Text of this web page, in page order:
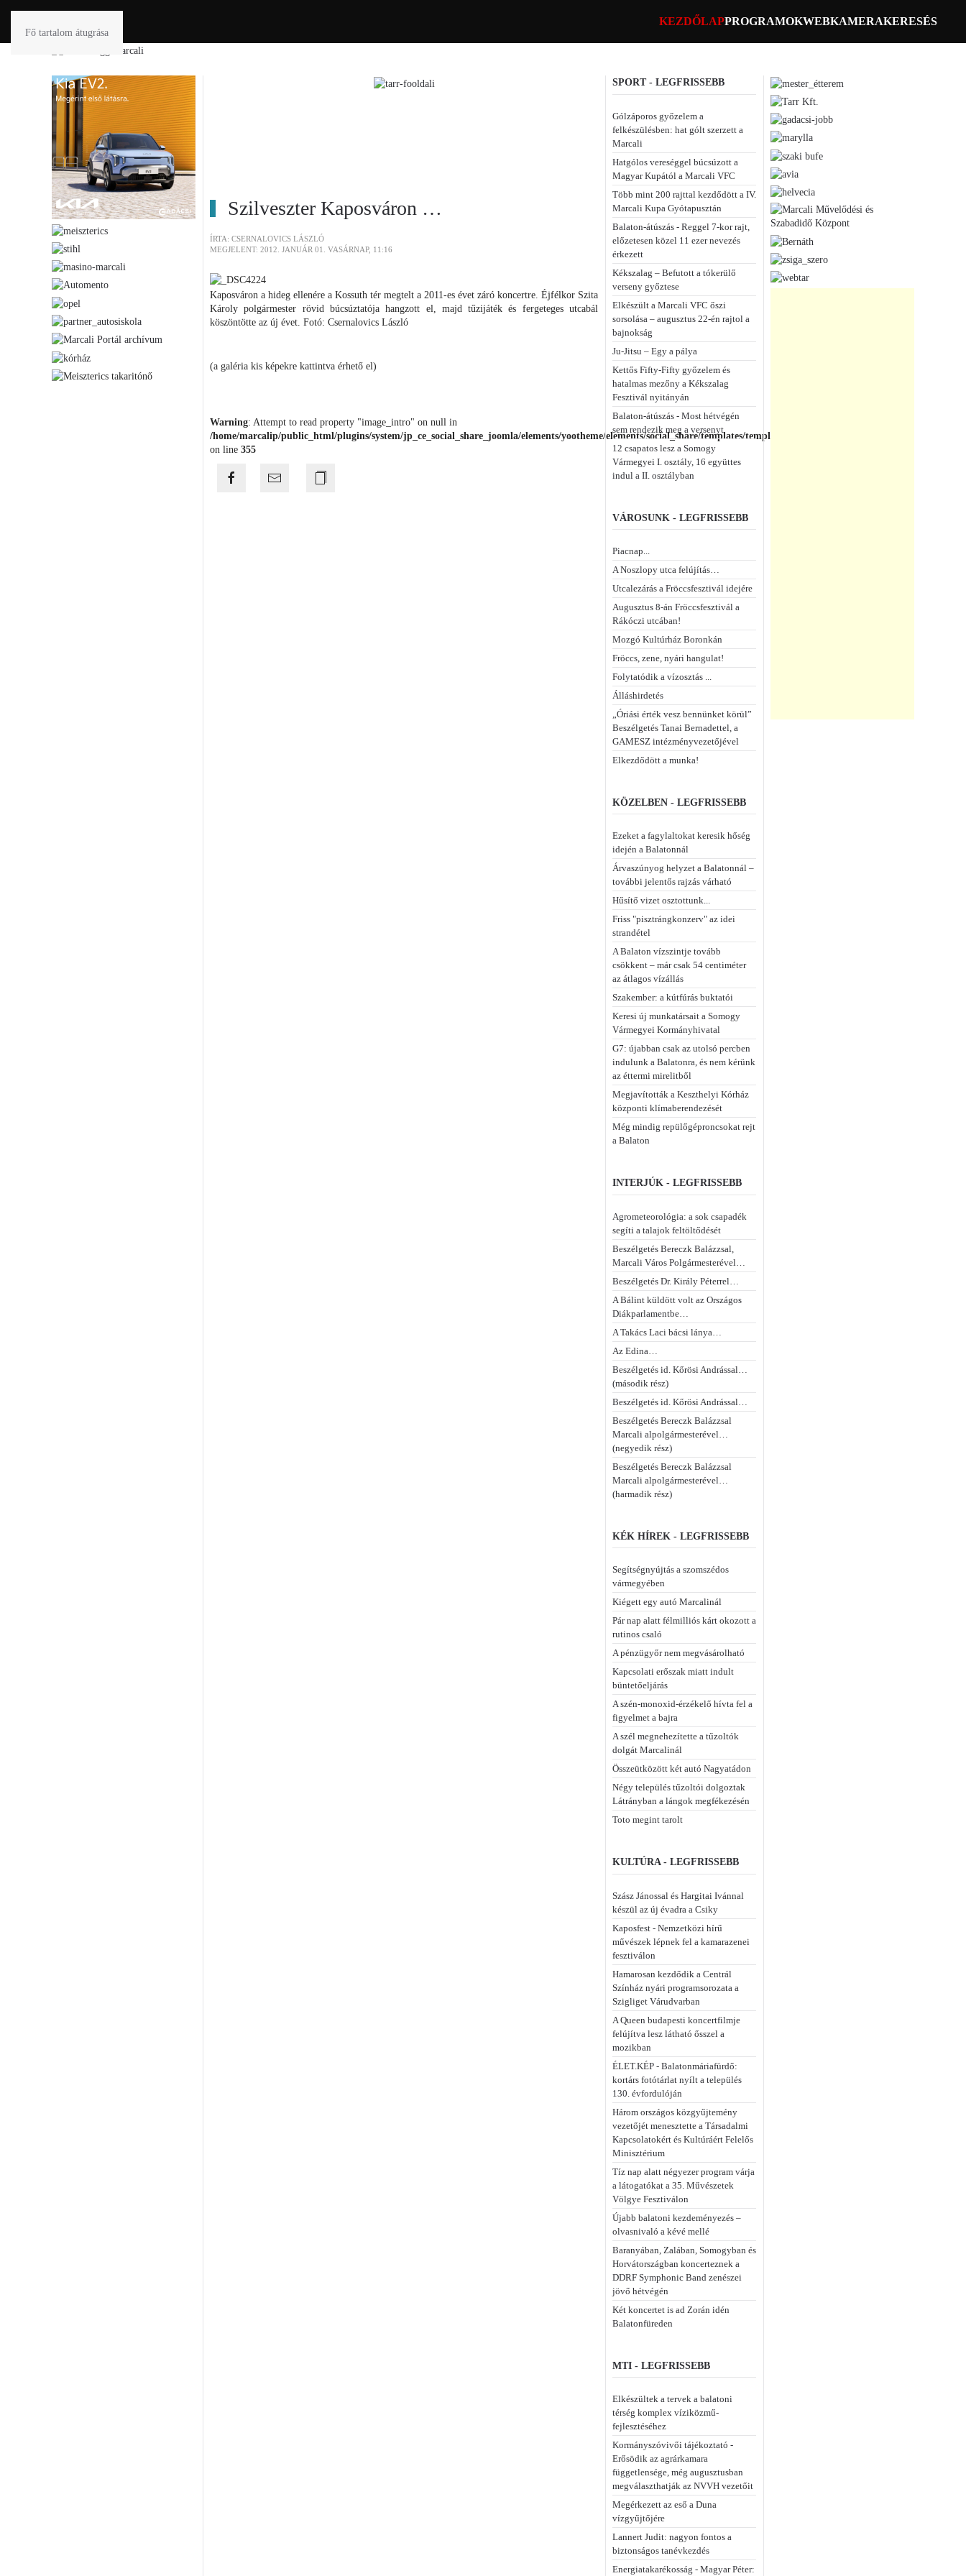
Fő tartalom átugrása
KEZDŐLAPPROGRAMOKWEBKAMERAKERESÉS
Szilveszter Kaposváron …
ÍRTA: CSERNALOVICS LÁSZLÓ
MEGJELENT: 2012. JANUÁR 01. VASÁRNAP, 11:16
Kaposváron a hideg ellenére a Kossuth tér megtelt a 2011-es évet záró koncertre. Éjfélkor Szita
Károly polgármester rövid búcsúztatója hangzott el, majd tűzijáték és fergeteges utcabál
köszöntötte az új évet. Fotó: Csernalovics László
(a galéria kis képekre kattintva érhető el)
Warning: Attempt to read property "image_intro" on null in
/home/marcalip/public_html/plugins/system/jp_ce_social_share_joomla/elements/yootheme/elements/social_share/templates/template.php
on line 355
SPORT - LEGFRISSEBB
Gólzáporos győzelem a
felkészülésben: hat gólt szerzett a
Marcali
Hatgólos vereséggel búcsúzott a
Magyar Kupától a Marcali VFC
Több mint 200 rajttal kezdődött a IV.
Marcali Kupa Gyótapusztán
Balaton-átúszás - Reggel 7-kor rajt,
előzetesen közel 11 ezer nevezés
érkezett
Kékszalag – Befutott a tókerülő
verseny győztese
Elkészült a Marcali VFC őszi
sorsolása – augusztus 22-én rajtol a
bajnokság
Ju-Jitsu – Egy a pálya
Kettős Fifty-Fifty győzelem és
hatalmas mezőny a Kékszalag
Fesztivál nyitányán
Balaton-átúszás - Most hétvégén
sem rendezik meg a versenyt
12 csapatos lesz a Somogy
Vármegyei I. osztály, 16 együttes
indul a II. osztályban
VÁROSUNK - LEGFRISSEBB
Piacnap...
A Noszlopy utca felújítás…
Utcalezárás a Fröccsfesztivál idejére
Augusztus 8-án Fröccsfesztivál a
Rákóczi utcában!
Mozgó Kultúrház Boronkán
Fröccs, zene, nyári hangulat!
Folytatódik a vízosztás ...
Álláshirdetés
„Óriási érték vesz bennünket körül”
Beszélgetés Tanai Bernadettel, a
GAMESZ intézményvezetőjével
Elkezdődött a munka!
KÖZELBEN - LEGFRISSEBB
Ezeket a fagylaltokat keresik hőség
idején a Balatonnál
Árvaszúnyog helyzet a Balatonnál –
további jelentős rajzás várható
Hűsítő vizet osztottunk...
Friss "pisztrángkonzerv" az idei
strandétel
A Balaton vízszintje tovább
csökkent – már csak 54 centiméter
az átlagos vízállás
Szakember: a kútfúrás buktatói
Keresi új munkatársait a Somogy
Vármegyei Kormányhivatal
G7: újabban csak az utolsó percben
indulunk a Balatonra, és nem kérünk
az éttermi mirelitből
Megjavították a Keszthelyi Kórház
központi klímaberendezését
Még mindig repülőgéproncsokat rejt
a Balaton
INTERJÚK - LEGFRISSEBB
Agrometeorológia: a sok csapadék
segíti a talajok feltöltődését
Beszélgetés Bereczk Balázzsal,
Marcali Város Polgármesterével…
Beszélgetés Dr. Király Péterrel…
A Bálint küldött volt az Országos
Diákparlamentbe…
A Takács Laci bácsi lánya…
Az Edina…
Beszélgetés id. Kőrösi Andrással…
(második rész)
Beszélgetés id. Kőrösi Andrással…
Beszélgetés Bereczk Balázzsal
Marcali alpolgármesterével…
(negyedik rész)
Beszélgetés Bereczk Balázzsal
Marcali alpolgármesterével…
(harmadik rész)
KÉK HÍREK - LEGFRISSEBB
Segítségnyújtás a szomszédos
vármegyében
Kiégett egy autó Marcalinál
Pár nap alatt félmilliós kárt okozott a
rutinos csaló
A pénzügyőr nem megvásárolható
Kapcsolati erőszak miatt indult
büntetőeljárás
A szén-monoxid-érzékelő hívta fel a
figyelmet a bajra
A szél megnehezítette a tűzoltók
dolgát Marcalinál
Összeütközött két autó Nagyatádon
Négy település tűzoltói dolgoztak
Látrányban a lángok megfékezésén
Toto megint tarolt
KULTÚRA - LEGFRISSEBB
Szász Jánossal és Hargitai Ivánnal
készül az új évadra a Csiky
Kaposfest - Nemzetközi hírű
művészek lépnek fel a kamarazenei
fesztiválon
Hamarosan kezdődik a Centrál
Színház nyári programsorozata a
Szigliget Várudvarban
A Queen budapesti koncertfilmje
felújítva lesz látható ősszel a
mozikban
ÉLET.KÉP - Balatonmáriafürdő:
kortárs fotótárlat nyílt a település
130. évfordulóján
Három országos közgyűjtemény
vezetőjét menesztette a Társadalmi
Kapcsolatokért és Kultúráért Felelős
Minisztérium
Tíz nap alatt négyezer program várja
a látogatókat a 35. Művészetek
Völgye Fesztiválon
Újabb balatoni kezdeményezés –
olvasnivaló a kévé mellé
Baranyában, Zalában, Somogyban és
Horvátországban koncerteznek a
DDRF Symphonic Band zenészei
jövő hétvégén
Két koncertet is ad Zorán idén
Balatonfüreden
MTI - LEGFRISSEBB
Elkészültek a tervek a balatoni
térség komplex víziközmű-
fejlesztéséhez
Kormányszóvivői tájékoztató -
Erősödik az agrárkamara
függetlensége, még augusztusban
megválaszthatják az NVVH vezetőit
Megérkezett az eső a Duna
vízgyűjtőjére
Lannert Judit: nagyon fontos a
biztonságos tanévkezdés
Energiatakarékosság - Magyar Péter: